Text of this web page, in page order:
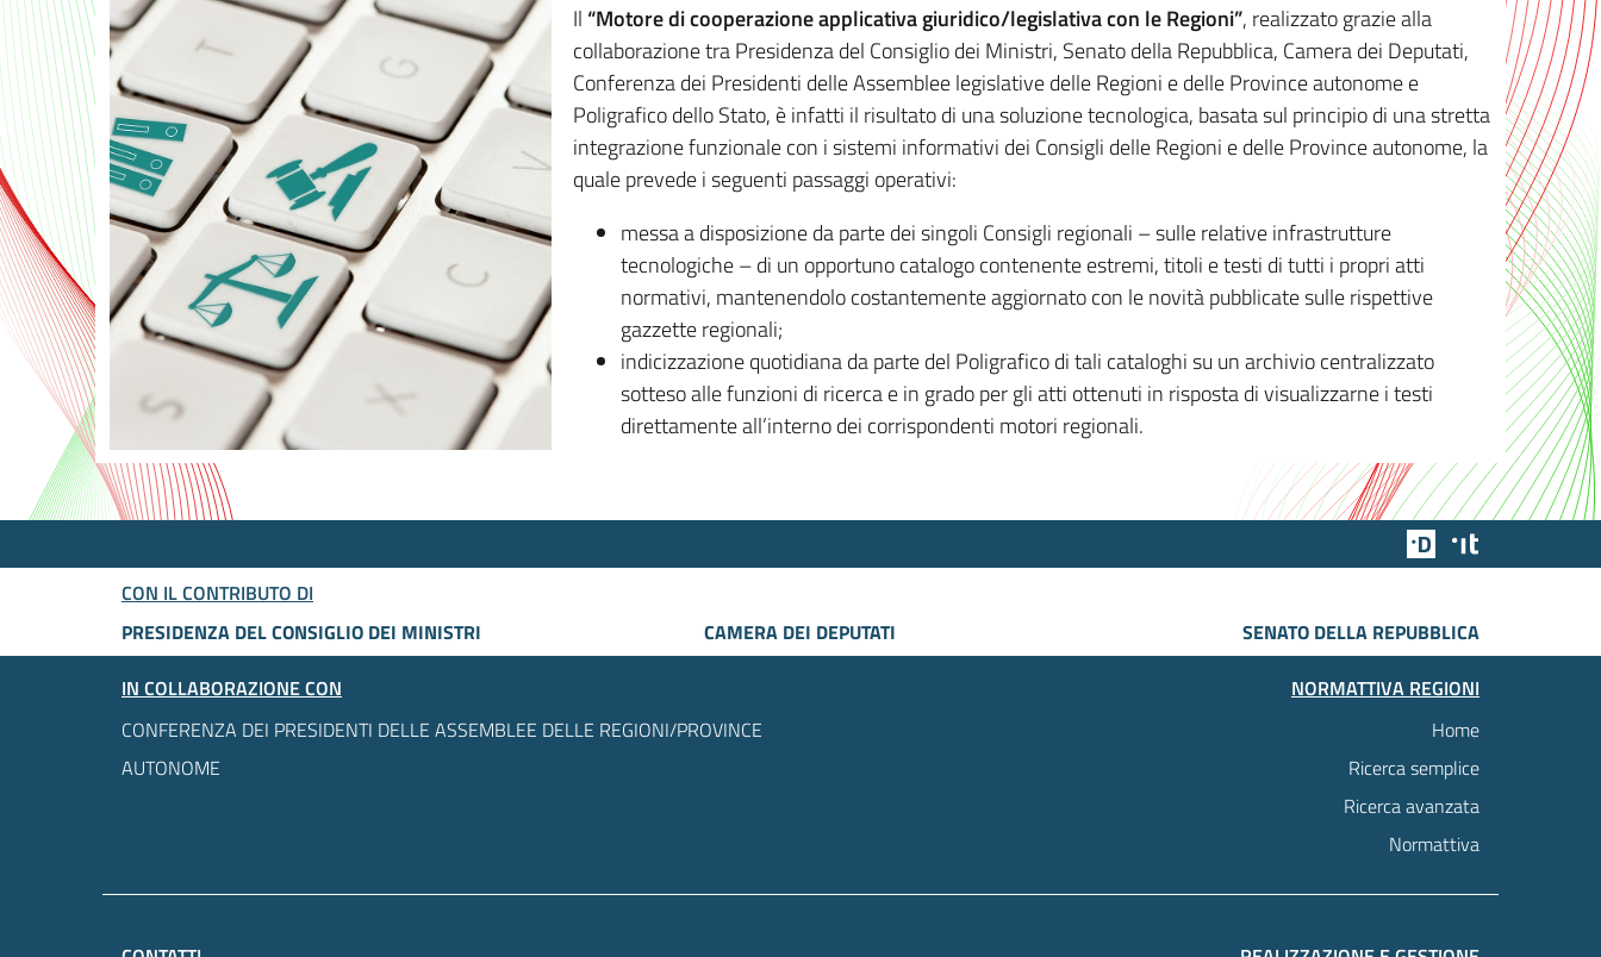
Il “Motore di cooperazione applicativa giuridico/legislativa con le Regioni”, realizzato grazie alla
collaborazione tra Presidenza del Consiglio dei Ministri, Senato della Repubblica, Camera dei Deputati,
Conferenza dei Presidenti delle Assemblee legislative delle Regioni e delle Province autonome e
Poligrafico dello Stato, è infatti il risultato di una soluzione tecnologica, basata sul principio di una stretta
integrazione funzionale con i sistemi informativi dei Consigli delle Regioni e delle Province autonome, la
quale prevede i seguenti passaggi operativi:
messa a disposizione da parte dei singoli Consigli regionali – sulle relative infrastrutture
tecnologiche – di un opportuno catalogo contenente estremi, titoli e testi di tutti i propri atti
normativi, mantenendolo costantemente aggiornato con le novità pubblicate sulle rispettive
gazzette regionali;
indicizzazione quotidiana da parte del Poligrafico di tali cataloghi su un archivio centralizzato
sotteso alle funzioni di ricerca e in grado per gli atti ottenuti in risposta di visualizzarne i testi
direttamente all’interno dei corrispondenti motori regionali.
Team Digitale
CON IL CONTRIBUTO DI
PRESIDENZA DEL CONSIGLIO DEI MINISTRI
CAMERA DEI DEPUTATI
SENATO DELLA REPUBBLICA
IN COLLABORAZIONE CON
CONFERENZA DEI PRESIDENTI DELLE ASSEMBLEE DELLE REGIONI/PROVINCE
AUTONOME
NORMATTIVA REGIONI
Home
Ricerca semplice
Ricerca avanzata
Normattiva